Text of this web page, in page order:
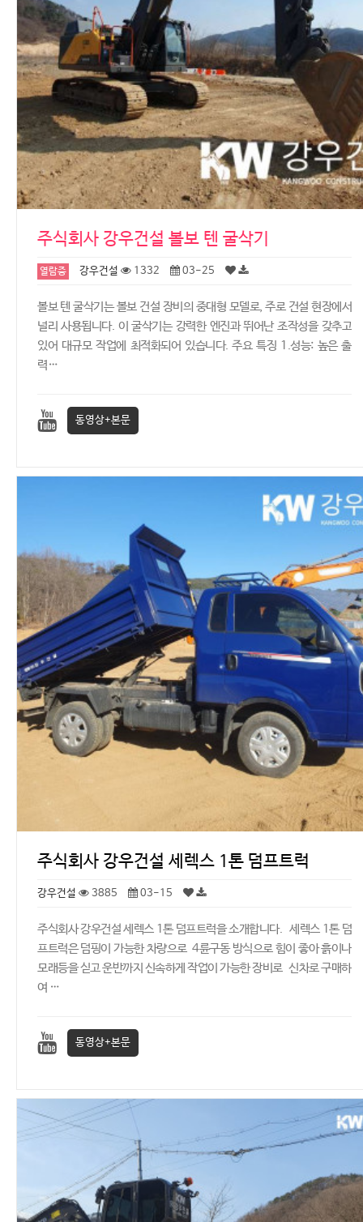
주식회사 강우건설 볼보 텐 굴삭기
열람중 강우건설 1332 03-25
볼보 텐 굴삭기는 볼보 건설 장비의 중대형 모델로, 주로 건설 현장에서
널리 사용됩니다. 이 굴삭기는 강력한 엔진과 뛰어난 조작성을 갖추고
있어 대규모 작업에 최적화되어 있습니다. 주요 특징 1.성능: 높은 출
력…
동영상+본문
주식회사 강우건설 세렉스 1톤 덤프트럭
강우건설 3885 03-15
주식회사 강우건설 세렉스 1톤 덤프트럭을 소개합니다. 세렉스 1톤 덤
프트럭은 덤핑이 가능한 차량으로 4륜구동 방식으로 힘이 좋아 흙이나
모래등을 싣고 운반까지 신속하게 작업이 가능한 장비로 신차로 구매하
여 …
동영상+본문